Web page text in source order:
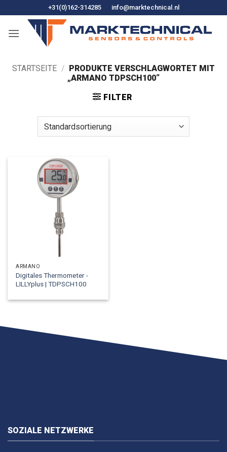
Inhalt
springen
+31(0)162-314285 info@marktechnical.nl
STARTSEITE / PRODUKTE VERSCHLAGWORTET MIT
„ARMANO TDPSCH100“
FILTER
ARMANO
Digitales Thermometer -
LILLYplus | TDPSCH100
SOZIALE NETZWERKE